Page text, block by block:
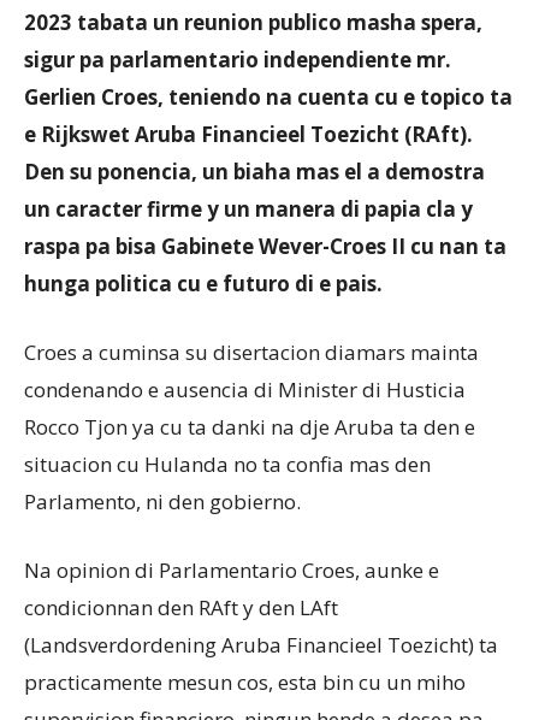
2023 tabata un reunion publico masha spera,
sigur pa parlamentario independiente mr.
Gerlien Croes, teniendo na cuenta cu e topico ta
e Rijkswet Aruba Financieel Toezicht (RAft).
Den su ponencia, un biaha mas el a demostra
un caracter firme y un manera di papia cla y
raspa pa bisa Gabinete Wever-Croes II cu nan ta
hunga politica cu e futuro di e pais.
Croes a cuminsa su disertacion diamars mainta
condenando e ausencia di Minister di Husticia
Rocco Tjon ya cu ta danki na dje Aruba ta den e
situacion cu Hulanda no ta confia mas den
Parlamento, ni den gobierno.
Na opinion di Parlamentario Croes, aunke e
condicionnan den RAft y den LAft
(Landsverdordening Aruba Financieel Toezicht) ta
practicamente mesun cos, esta bin cu un miho